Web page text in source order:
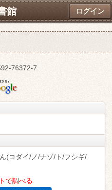
館 ログイン
(コダイ/ノ/ナゾ/ト/フシギ/
で調べる: